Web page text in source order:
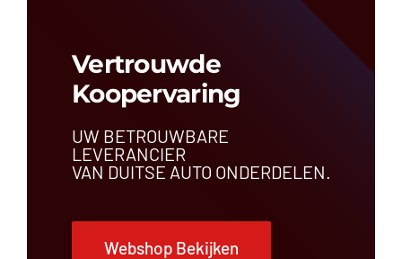
Vertrouwde
Koopervaring
UW BETROUWBARE
LEVERANCIER
VAN DUITSE AUTO ONDERDELEN.
Webshop Bekijken